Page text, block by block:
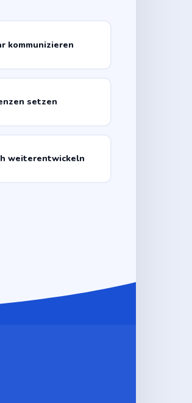
kommunizieren
setzen
weiterentwickeln